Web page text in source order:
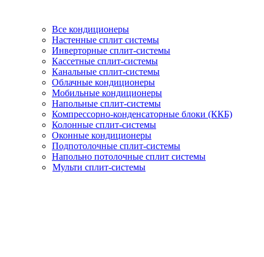
Все кондиционеры
Настенные сплит системы
Инверторные сплит-системы
Кассетные сплит-системы
Канальные сплит-системы
Облачные кондиционеры
Мобильные кондиционеры
Напольные сплит-системы
Компрессорно-конденсаторные блоки (ККБ)
Колонные сплит-системы
Оконные кондиционеры
Подпотолочные сплит-системы
Напольно потолочные сплит системы
Мульти сплит-системы